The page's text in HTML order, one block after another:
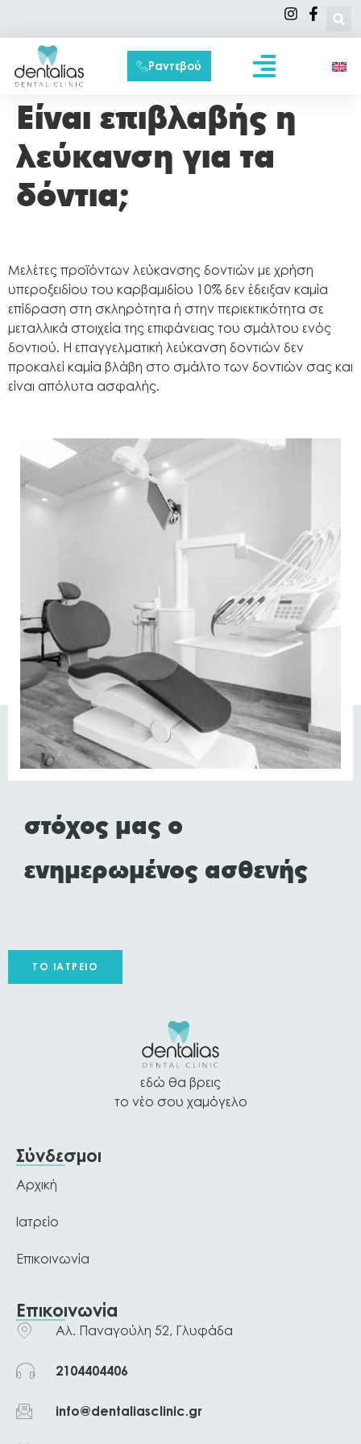
Ραντεβού
Είναι επιβλαβής η
λεύκανση για τα
δόντια;
Μελέτες προϊόντων λεύκανσης δοντιών με χρήση
υπεροξειδίου του καρβαμιδίου 10% δεν έδειξαν καμία
επίδραση στη σκληρότητα ή στην περιεκτικότητα σε
μεταλλικά στοιχεία της επιφάνειας του σμάλτου ενός
δοντιού. Η επαγγελματική λεύκανση δοντιών δεν
προκαλεί καμία βλάβη στο σμάλτο των δοντιών σας και
είναι απόλυτα ασφαλής.
στόχος μας ο
ενημερωμένος ασθενής
ΤΟ ΙΑΤΡΕΊΟ
εδώ θα βρεις
το νέο σου χαμόγελο
Σύνδεσμοι
Αρχική
Ιατρείο
Επικοινωνία
Επικοινωνία
Αλ. Παναγούλη 52, Γλυφάδα
2104404406
info@dentaliasclinic.gr